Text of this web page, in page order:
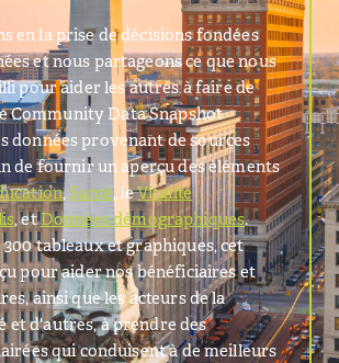
en la prise de décisions fondées
et nous partageons ce que nous
pour aider les autres à faire de
Community Data Snapshot
données provenant de sources
de fournir un aperçu des éléments
,Santé, leVitalité
, etDonnées démographiques.
300 tableaux et graphiques, cet
pour aider nos bénéficiaires et
ainsi que les acteurs de la
et d'autres, à prendre des
qui conduisent à de meilleurs